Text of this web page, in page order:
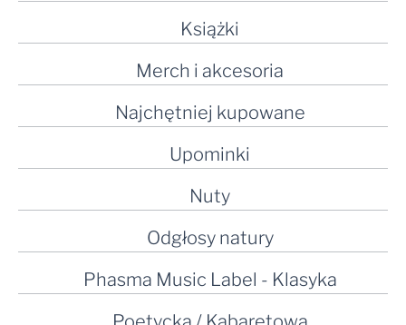
Książki
Merch i akcesoria
Najchętniej kupowane
Upominki
Nuty
Odgłosy natury
Phasma Music Label - Klasyka